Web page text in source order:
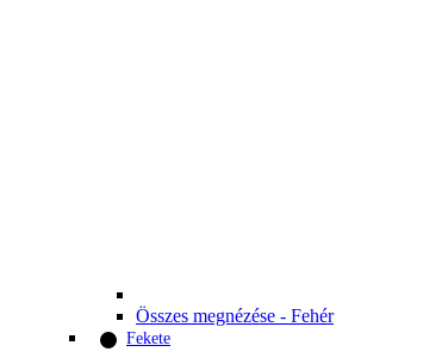
Összes megnézése - Fehér
Fekete